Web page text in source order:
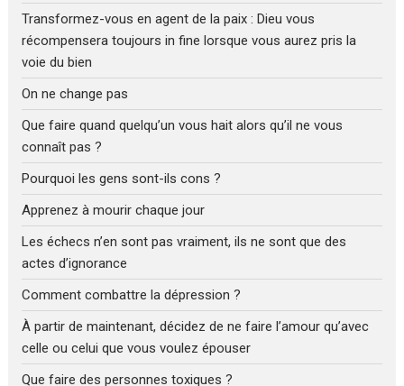
Transformez-vous en agent de la paix : Dieu vous
récompensera toujours in fine lorsque vous aurez pris la
voie du bien
On ne change pas
Que faire quand quelqu’un vous hait alors qu’il ne vous
connaît pas ?
Pourquoi les gens sont-ils cons ?
Apprenez à mourir chaque jour
Les échecs n’en sont pas vraiment, ils ne sont que des
actes d’ignorance
Comment combattre la dépression ?
À partir de maintenant, décidez de ne faire l’amour qu’avec
celle ou celui que vous voulez épouser
Que faire des personnes toxiques ?